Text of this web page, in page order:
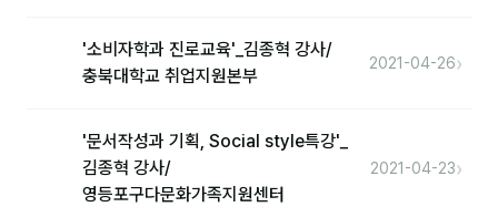
재무·계약
B2B 영업도구
'소비자학과 진로교육'_김종혁 강사/
충북대학교 취업지원본부
2021-04-26›
'문서작성과 기획, Social style특강'_
김종혁 강사/
영등포구다문화가족지원센터
2021-04-23›